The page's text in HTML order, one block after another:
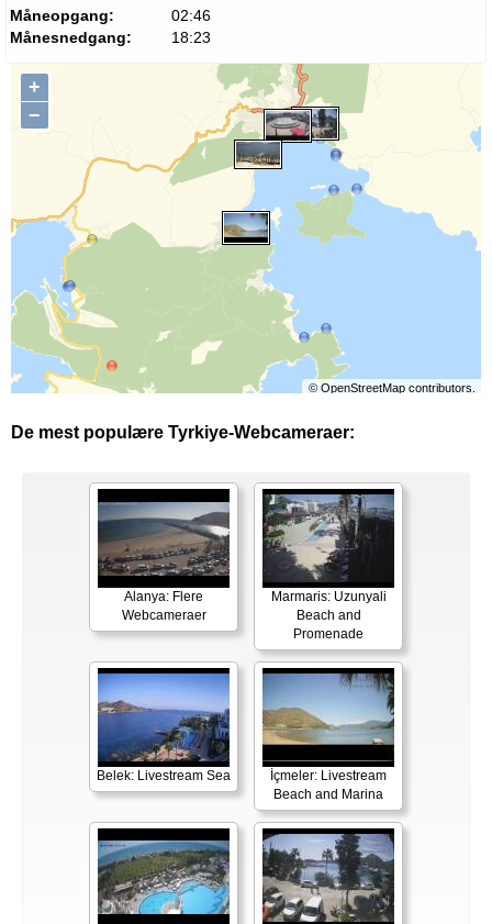
Måneopgang:
02:46
Månesnedgang:
18:23
+
−
© OpenStreetMapcontributors.
De mest populære Tyrkiye-Webcameraer:
Alanya: Flere
Webcameraer
Marmaris: Uzunyali
Beach and
Promenade
Belek: Livestream Sea
İçmeler: Livestream
Beach and Marina